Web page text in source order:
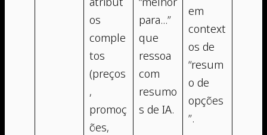
os
comple
tos
(preços
,
promoç
ões,
para…”
que
ressoa
com
resumo
s de IA.
em
context
os de
“resum
o de
opções
”.